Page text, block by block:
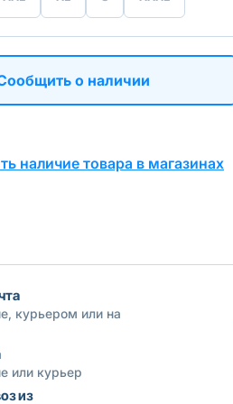
о наличии
наличие товара в магазинах
курьером или на
или курьер
из